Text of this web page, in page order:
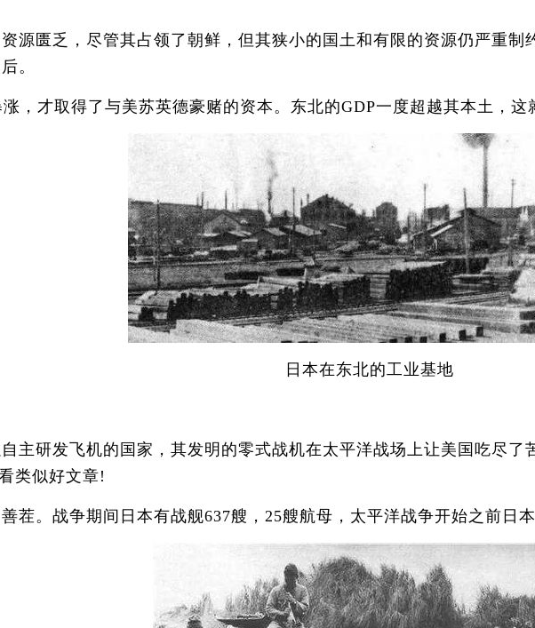
匮乏，尽管其占领了朝鲜，但其狭小的国土和有限的资源仍严重制
。
才取得了与美苏英德豪赌的资本。东北的GDP一度超越其本土，这
日本在东北的工业基地
研发飞机的国家，其发明的零式战机在太平洋战场上让美国吃尽了
类似好文章!
。战争期间日本有战舰637艘，25艘航母，太平洋战争开始之前日本